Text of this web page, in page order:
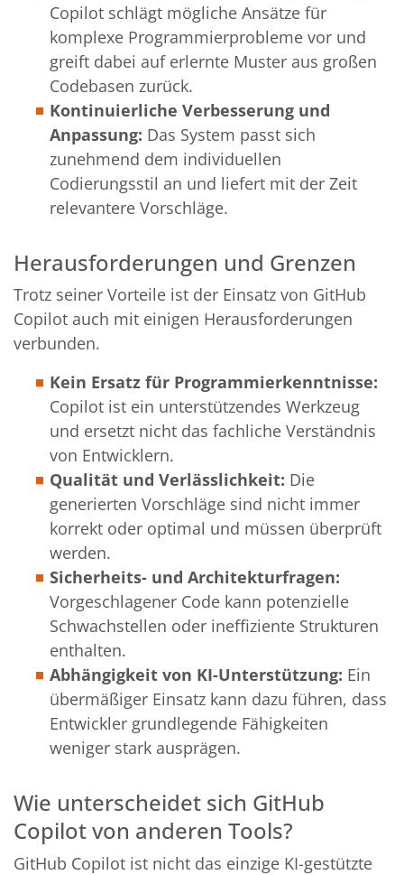
Copilot schlägt mögliche Ansätze für
komplexe Programmierprobleme vor und
greift dabei auf erlernte Muster aus großen
Codebasen zurück.
Kontinuierliche Verbesserung und
Anpassung: Das System passt sich
zunehmend dem individuellen
Codierungsstil an und liefert mit der Zeit
relevantere Vorschläge.
Herausforderungen und Grenzen
Trotz seiner Vorteile ist der Einsatz von GitHub
Copilot auch mit einigen Herausforderungen
verbunden.
Kein Ersatz für Programmierkenntnisse:
Copilot ist ein unterstützendes Werkzeug
und ersetzt nicht das fachliche Verständnis
von Entwicklern.
Qualität und Verlässlichkeit: Die
generierten Vorschläge sind nicht immer
korrekt oder optimal und müssen überprüft
werden.
Sicherheits- und Architekturfragen:
Vorgeschlagener Code kann potenzielle
Schwachstellen oder ineffiziente Strukturen
enthalten.
Abhängigkeit von KI-Unterstützung: Ein
übermäßiger Einsatz kann dazu führen, dass
Entwickler grundlegende Fähigkeiten
weniger stark ausprägen.
Wie unterscheidet sich GitHub
Copilot von anderen Tools?
GitHub Copilot ist nicht das einzige KI-gestützte